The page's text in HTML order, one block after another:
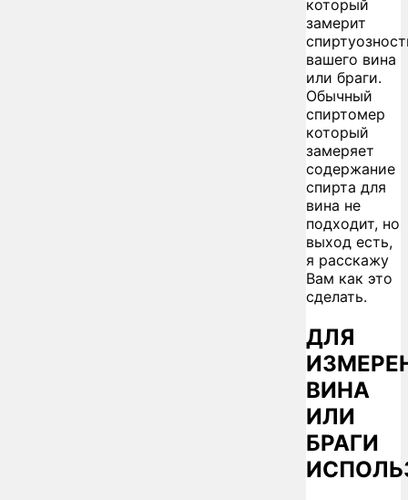
который
замерит
вашего вина
или браги.
Обычный
спиртомер
который
замеряет
содержание
спирта для
вина не
подходит, но
выход есть,
я расскажу
Вам как это
сделать.
ДЛЯ
ВИНА
ИЛИ
БРАГИ